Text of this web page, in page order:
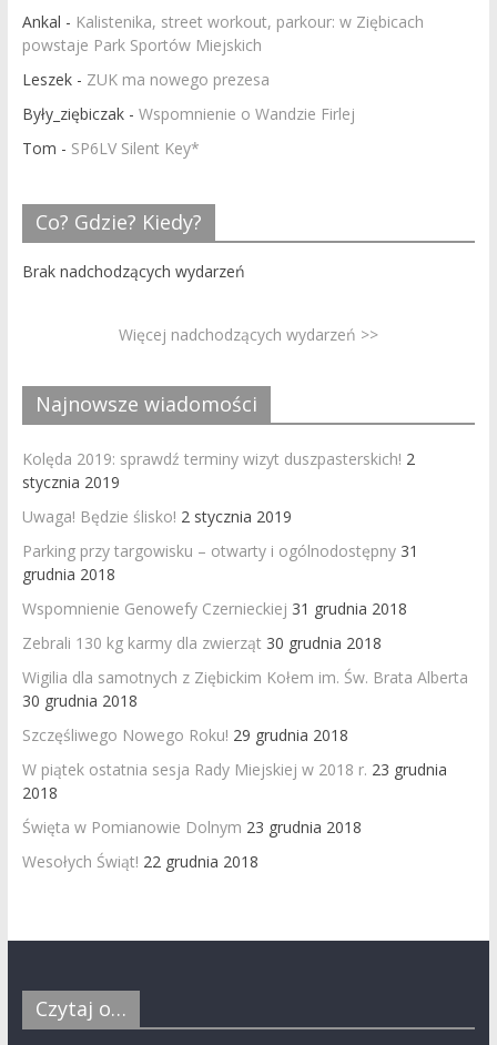
Ankal - Kalistenika, street workout, parkour: w Ziębicach
powstaje Park Sportów Miejskich
Leszek- ZUK ma nowego prezesa
Były_ziębiczak- Wspomnienie o Wandzie Firlej
Tom - SP6LV Silent Key*
Co? Gdzie? Kiedy?
Brak nadchodzących wydarzeń
Więcej nadchodzących wydarzeń >>
Najnowsze wiadomości
Kolęda 2019: sprawdź terminy wizyt duszpasterskich! 2
stycznia 2019
Uwaga! Będzie ślisko! 2 stycznia 2019
Parking przy targowisku – otwarty i ogólnodostępny 31
grudnia 2018
Wspomnienie Genowefy Czernieckiej 31 grudnia 2018
Zebrali 130 kg karmy dla zwierząt 30 grudnia 2018
Wigilia dla samotnych z Ziębickim Kołem im. Św. Brata Alberta
30 grudnia 2018
Szczęśliwego Nowego Roku! 29 grudnia 2018
W piątek ostatnia sesja Rady Miejskiej w 2018 r. 23 grudnia
2018
Święta w Pomianowie Dolnym 23 grudnia 2018
Wesołych Świąt! 22 grudnia 2018
Czytaj o…